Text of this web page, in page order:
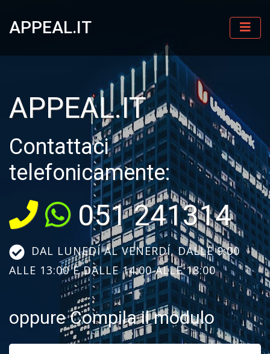
APPEAL.IT
APPEAL.IT
Contattaci
telefonicamente:
051 241314
DAL LUNEDÍ AL VENERDÍ, DALLE 9:00
ALLE 13:00 E DALLE 14:00 ALLE 18:00
oppure Compila il modulo